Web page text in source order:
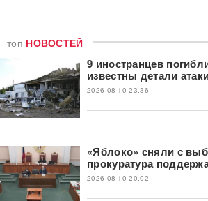
топ НОВОСТЕЙ
9 иностранцев
известны детали
2026-08-10 23:36
«Яблоко» сняли с
прокуратура
2026-08-10 20:02